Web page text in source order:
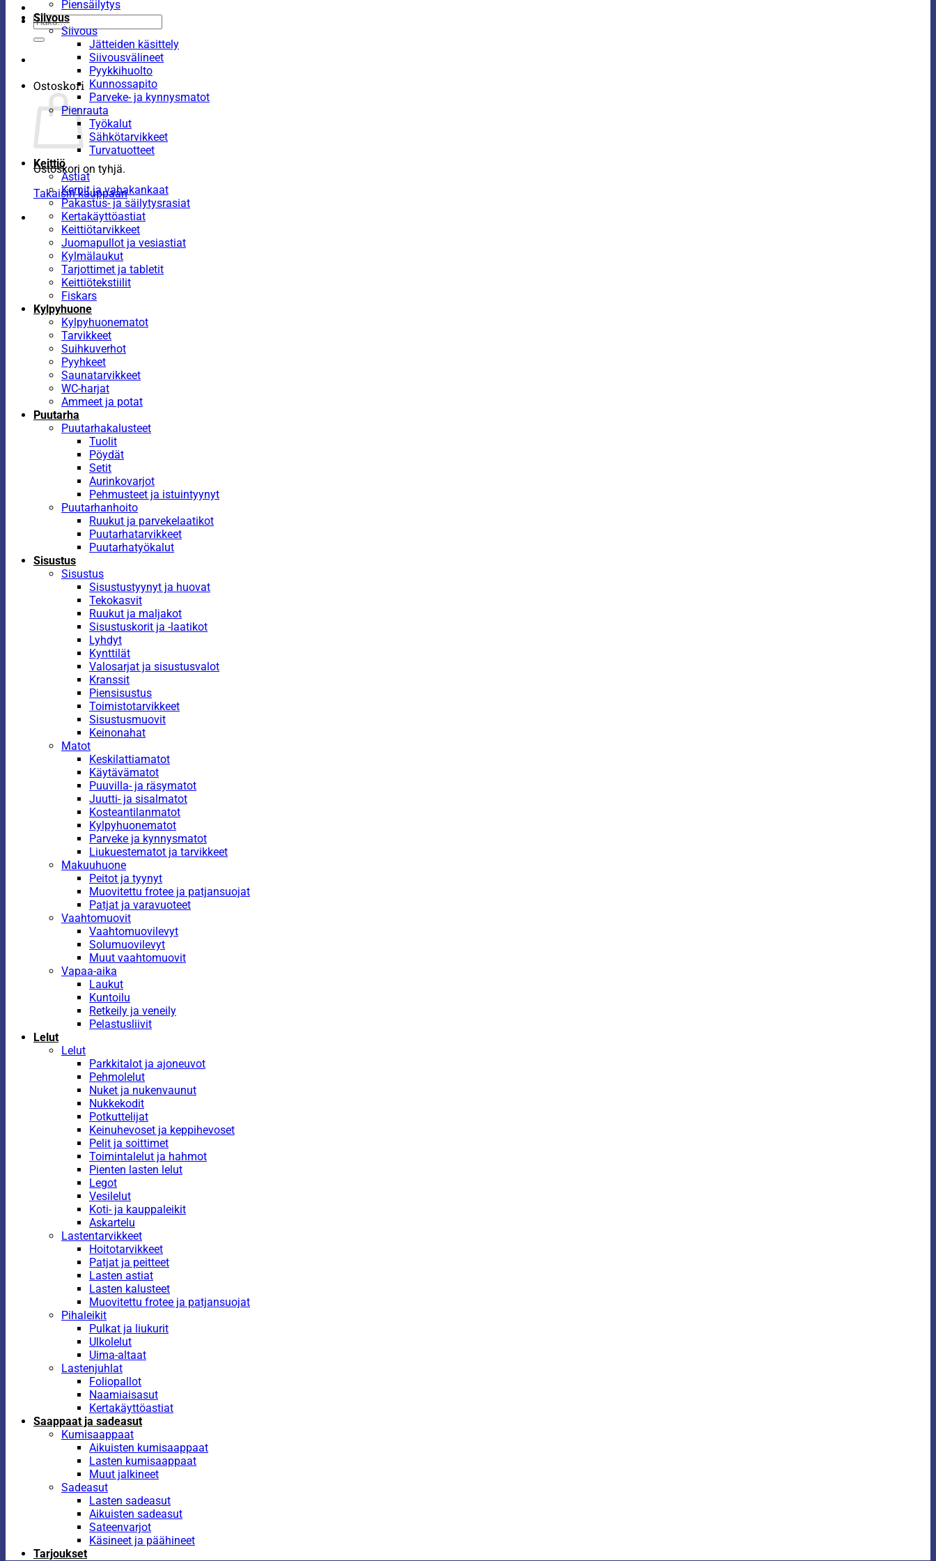
Etsi:
Ostoskori
Ostoskori on tyhjä.
Takaisin kauppaan
Piensäilytys
Siivous
Siivous
Jätteiden käsittely
Siivousvälineet
Pyykkihuolto
Kunnossapito
Parveke- ja kynnysmatot
Pienrauta
Työkalut
Sähkötarvikkeet
Turvatuotteet
Keittiö
Astiat
Kernit ja vahakankaat
Pakastus- ja säilytysrasiat
Kertakäyttöastiat
Keittiötarvikkeet
Juomapullot ja vesiastiat
Kylmälaukut
Tarjottimet ja tabletit
Keittiötekstiilit
Fiskars
Kylpyhuone
Kylpyhuonematot
Tarvikkeet
Suihkuverhot
Pyyhkeet
Saunatarvikkeet
WC-harjat
Ammeet ja potat
Puutarha
Puutarhakalusteet
Tuolit
Pöydät
Setit
Aurinkovarjot
Pehmusteet ja istuintyynyt
Puutarhanhoito
Ruukut ja parvekelaatikot
Puutarhatarvikkeet
Puutarhatyökalut
Sisustus
Sisustus
Sisustustyynyt ja huovat
Tekokasvit
Ruukut ja maljakot
Sisustuskorit ja -laatikot
Lyhdyt
Kynttilät
Valosarjat ja sisustusvalot
Kranssit
Piensisustus
Toimistotarvikkeet
Sisustusmuovit
Keinonahat
Matot
Keskilattiamatot
Käytävämatot
Puuvilla- ja räsymatot
Juutti- ja sisalmatot
Kosteantilanmatot
Kylpyhuonematot
Parveke ja kynnysmatot
Liukuestematot ja tarvikkeet
Makuuhuone
Peitot ja tyynyt
Muovitettu frotee ja patjansuojat
Patjat ja varavuoteet
Vaahtomuovit
Vaahtomuovilevyt
Solumuovilevyt
Muut vaahtomuovit
Vapaa-aika
Laukut
Kuntoilu
Retkeily ja veneily
Pelastusliivit
Lelut
Lelut
Parkkitalot ja ajoneuvot
Pehmolelut
Nuket ja nukenvaunut
Nukkekodit
Potkuttelijat
Keinuhevoset ja keppihevoset
Pelit ja soittimet
Toimintalelut ja hahmot
Pienten lasten lelut
Legot
Vesilelut
Koti- ja kauppaleikit
Askartelu
Lastentarvikkeet
Hoitotarvikkeet
Patjat ja peitteet
Lasten astiat
Lasten kalusteet
Muovitettu frotee ja patjansuojat
Pihaleikit
Pulkat ja liukurit
Ulkolelut
Uima-altaat
Lastenjuhlat
Foliopallot
Naamiaisasut
Kertakäyttöastiat
Saappaat ja sadeasut
Kumisaappaat
Aikuisten kumisaappaat
Lasten kumisaappaat
Muut jalkineet
Sadeasut
Lasten sadeasut
Aikuisten sadeasut
Sateenvarjot
Käsineet ja päähineet
Tarjoukset